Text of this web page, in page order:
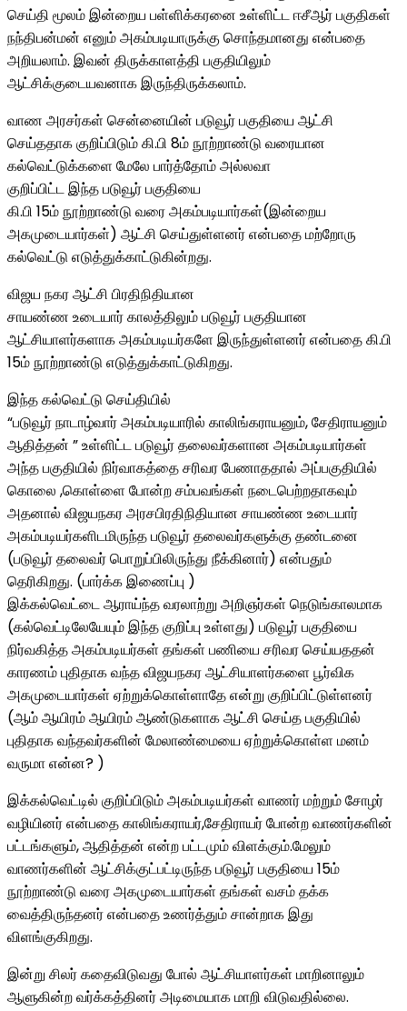
செய்தி மூலம் இன்றைய பள்ளிக்கரனை உள்ளிட்ட ஈசீஆர் பகுதிகள்
நந்திபன்மன் எனும் அகம்படியாருக்கு சொந்தமானது என்பதை
அறியலாம். இவன் திருக்காளத்தி பகுதியிலும்
ஆட்சிக்குடையவனாக இருந்திருக்கலாம்.
வாண அரசர்கள் சென்னையின் படுவூர் பகுதியை ஆட்சி
செய்ததாக குறிப்பிடும் கி.பி 8ம் நூற்றாண்டு வரையான
கல்வெட்டுக்களை மேலே பார்த்தோம் அல்லவா
குறிப்பிட்ட இந்த படுவூர் பகுதியை
கி.பி 15ம் நூற்றாண்டு வரை அகம்படியார்கள்(இன்றைய
அகமுடையார்கள்) ஆட்சி செய்துள்ளனர் என்பதை மற்றோரு
கல்வெட்டு எடுத்துக்காட்டுகின்றது.
விஜய நகர ஆட்சி பிரதிநிதியான
சாயண்ண உடையார் காலத்திலும் படுவூர் பகுதியான
ஆட்சியாளர்களாக அகம்படியர்களே இருந்துள்ளனர் என்பதை கி.பி
15ம் நூற்றாண்டு எடுத்துக்காட்டுகிறது.
இந்த கல்வெட்டு செய்தியில்
“படுவூர் நாடாழ்வார் அகம்படியாரில் காலிங்கராயனும், சேதிராயனும்
ஆதித்தன் ” உள்ளிட்ட படுவூர் தலைவர்களான அகம்படியார்கள்
அந்த பகுதியில் நிர்வாகத்தை சரிவர பேணாததால் அப்பகுதியில்
கொலை ,கொள்ளை போன்ற சம்பவங்கள் நடைபெற்றதாகவும்
அதனால் விஜயநகர அரசபிரதிநிதியான சாயண்ண உடையார்
அகம்படியர்களிடமிருந்த படுவூர் தலைவர்களுக்கு தண்டனை
(படுவூர் தலைவர் பொறுப்பிலிருந்து நீக்கினார்) என்பதும்
தெரிகிறது. (பார்க்க இணைப்பு )
இக்கல்வெட்டை ஆராய்ந்த வரலாற்று அறிஞர்கள் நெடுங்காலமாக
(கல்வெட்டிலேயேயும் இந்த குறிப்பு உள்ளது) படுவூர் பகுதியை
நிர்வகித்த அகம்படியர்கள் தங்கள் பணியை சரிவர செய்யததன்
காரணம் புதிதாக வந்த விஜயநகர ஆட்சியாளர்களை பூர்விக
அகமுடையார்கள் ஏற்றுக்கொள்ளாதே என்று குறிப்பிட்டுள்ளனர்
(ஆம் ஆயிரம் ஆயிரம் ஆண்டுகளாக ஆட்சி செய்த பகுதியில்
புதிதாக வந்தவர்களின் மேலாண்மையை ஏற்றுக்கொள்ள மனம்
வருமா என்ன? )
இக்கல்வெட்டில் குறிப்பிடும் அகம்படியர்கள் வாணர் மற்றும் சோழர்
வழியினர் என்பதை காலிங்கராயர்,சேதிராயர் போன்ற வாணர்களின்
பட்டங்களும், ஆதித்தன் என்ற பட்டமும் விளக்கும்.மேலும்
வாணர்களின் ஆட்சிக்குட்பட்டிருந்த படுவூர் பகுதியை 15ம்
நூற்றாண்டு வரை அகமுடையார்கள் தங்கள் வசம் தக்க
வைத்திருந்தனர் என்பதை உணர்த்தும் சான்றாக இது
விளங்குகிறது.
இன்று சிலர் கதைவிடுவது போல் ஆட்சியாளர்கள் மாறினாலும்
ஆளுகின்ற வர்க்கத்தினர் அடிமையாக மாறி விடுவதில்லை.